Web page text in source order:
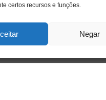
certos recursos e funções.
Negar
loucura luto maternidade
psicologia